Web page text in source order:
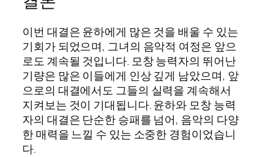
이번 대결은 윤하에게 많은 것을 배울 수 있는
기회가 되었으며, 그녀의 음악적 여정은 앞으
로도 계속될 것입니다. 모창 능력자의 뛰어난
기량은 많은 이들에게 인상 깊게 남았으며, 앞
으로의 대결에서도 그들의 실력을 계속해서
지켜보는 것이 기대됩니다. 윤하와 모창 능력
자의 대결은 단순한 승패를 넘어, 음악의 다양
한 매력을 느낄 수 있는 소중한 경험이었습니
다.